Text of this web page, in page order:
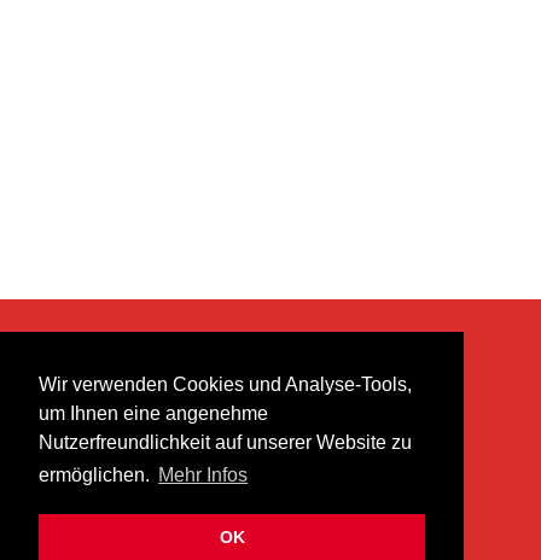
Wir verwenden Cookies und Analyse-Tools,
um Ihnen eine angenehme
Nutzerfreundlichkeit auf unserer Website zu
ermöglichen. Mehr Infos
OK
heer musik ag
Lättenstrasse 35
8952 Schlieren
info@heermusic.com